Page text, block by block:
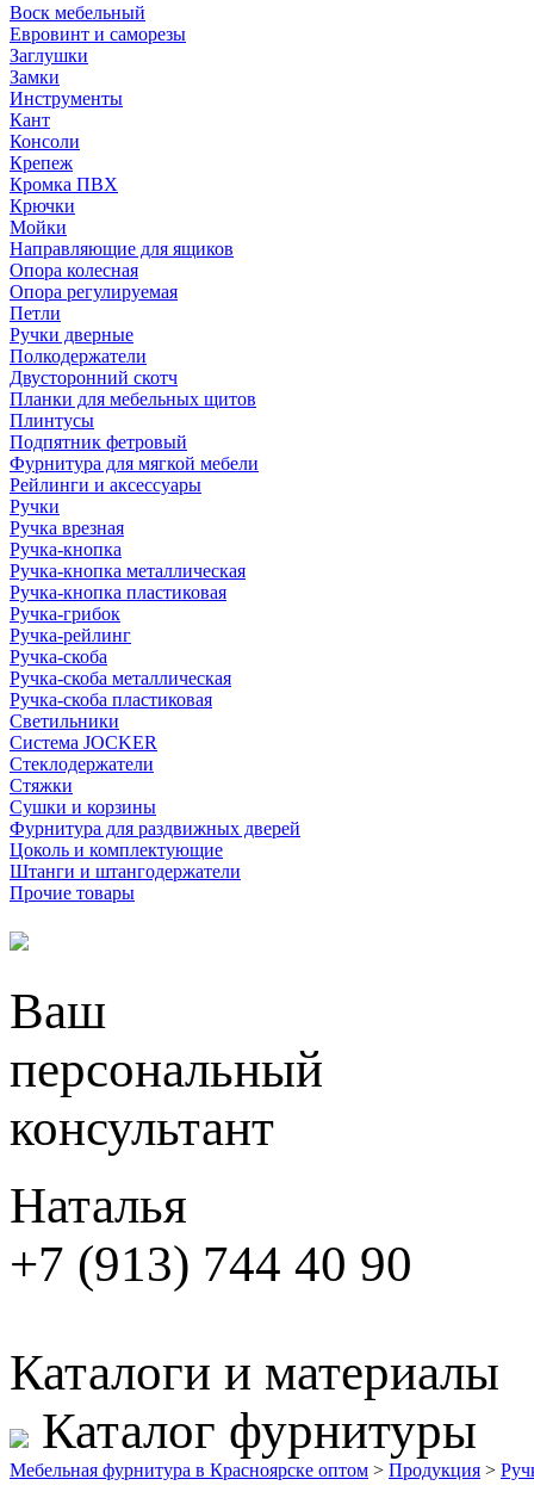
Воск мебельный
Евровинт и саморезы
Заглушки
Замки
Инструменты
Кант
Консоли
Крепеж
Кромка ПВХ
Крючки
Мойки
Направляющие для ящиков
Опора колесная
Опора регулируемая
Петли
Ручки дверные
Полкодержатели
Двусторонний скотч
Планки для мебельных щитов
Плинтусы
Подпятник фетровый
Фурнитура для мягкой мебели
Рейлинги и аксессуары
Ручки
Ручка врезная
Ручка-кнопка
Ручка-кнопка металлическая
Ручка-кнопка пластиковая
Ручка-грибок
Ручка-рейлинг
Ручка-скоба
Ручка-скоба металлическая
Ручка-скоба пластиковая
Светильники
Система JOCKER
Стеклодержатели
Стяжки
Сушки и корзины
Фурнитура для раздвижных дверей
Цоколь и комплектующие
Штанги и штангодержатели
Прочие товары
Ваш
персональный
консультант
Наталья
+7 (913) 744 40 90
Каталоги и материалы
Каталог фурнитуры
Мебельная фурнитура в Красноярске оптом > Продукция >